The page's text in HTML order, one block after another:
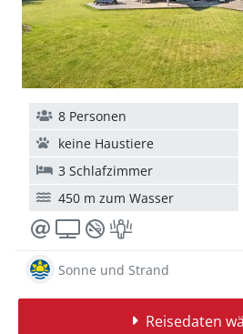
8 Personen
keine Haustiere
3 Schlafzimmer
450 m zum Wasser
Sonne und Strand
Reisedaten